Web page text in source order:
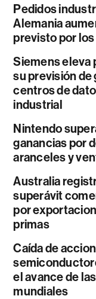
Pedidos
Alemania
previsto por
Siemens eleva
su previsión de
centros de
industrial
Nintendo
ganancias por
aranceles y
Australia
superávit
por
primas
Caída de
el avance de
mundiales